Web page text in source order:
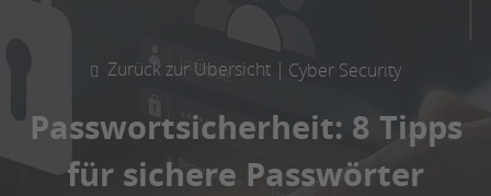
Zurück zur Übersicht | Cyber Security
Passwortsicherheit: 8 Tipps
für sichere Passwörter